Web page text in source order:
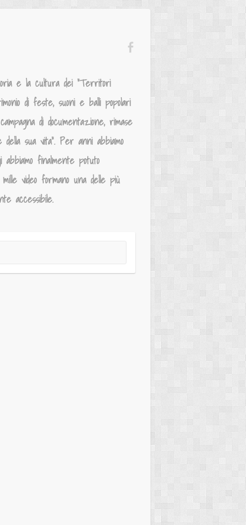
e la cultura dei “Territori
di feste, suoni e balli popolari
di documentazione, rimase
sua vita”. Per anni abbiamo
finalmente potuto
video formano una delle più
accessibile.